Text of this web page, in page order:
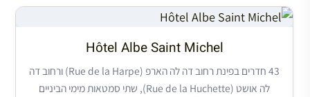
Hôtel Albe Saint Michel
43 חדרים בפינת רחוב דה לה הארפ (Rue de la Harpe) ורחוב דה
לה אושט (Rue de la Huchette), שתי סמטאות מימי הביניים